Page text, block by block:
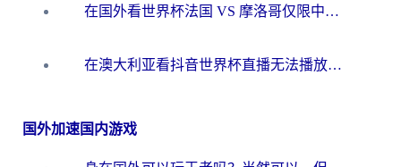
在国外看世界杯法国 VS 摩洛哥仅限中国大陆？别让地域限制拦下你的欢呼
在澳大利亚看抖音世界杯直播无法播放？海外党体育观赛终极指南来了！
国外加速国内游戏